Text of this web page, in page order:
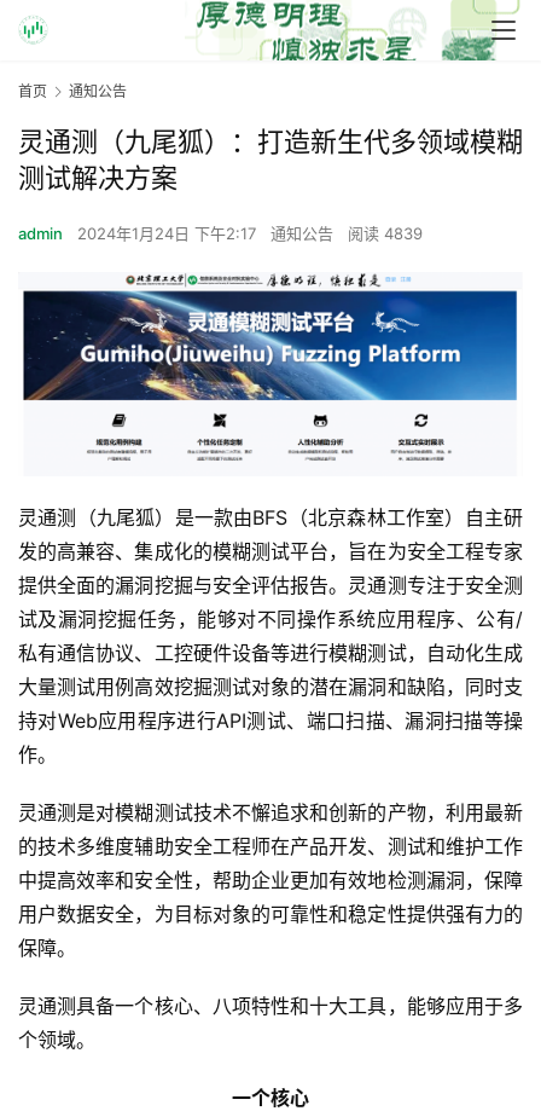
首页 通知公告
灵通测（九尾狐）：打造新生代多领域模糊
测试解决方案
admin 2024年1月24日 下午2:17 通知公告 阅读 4839
灵通测（九尾狐）是一款由BFS（北京森林工作室）自主研
发的高兼容、集成化的模糊测试平台，旨在为安全工程专家
提供全面的漏洞挖掘与安全评估报告。灵通测专注于安全测
试及漏洞挖掘任务，能够对不同操作系统应用程序、公有/
私有通信协议、工控硬件设备等进行模糊测试，自动化生成
大量测试用例高效挖掘测试对象的潜在漏洞和缺陷，同时支
持对Web应用程序进行API测试、端口扫描、漏洞扫描等操
作。
灵通测是对模糊测试技术不懈追求和创新的产物，利用最新
的技术多维度辅助安全工程师在产品开发、测试和维护工作
中提高效率和安全性，帮助企业更加有效地检测漏洞，保障
用户数据安全，为目标对象的可靠性和稳定性提供强有力的
保障。
灵通测具备一个核心、八项特性和十大工具，能够应用于多
个领域。
一个核心